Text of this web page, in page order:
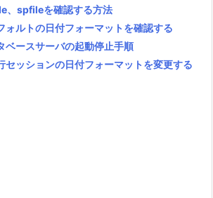
、spfileを確認する方法
ルトの日付フォーマットを確認する
ベースサーバの起動停止手順
ッションの日付フォーマットを変更する